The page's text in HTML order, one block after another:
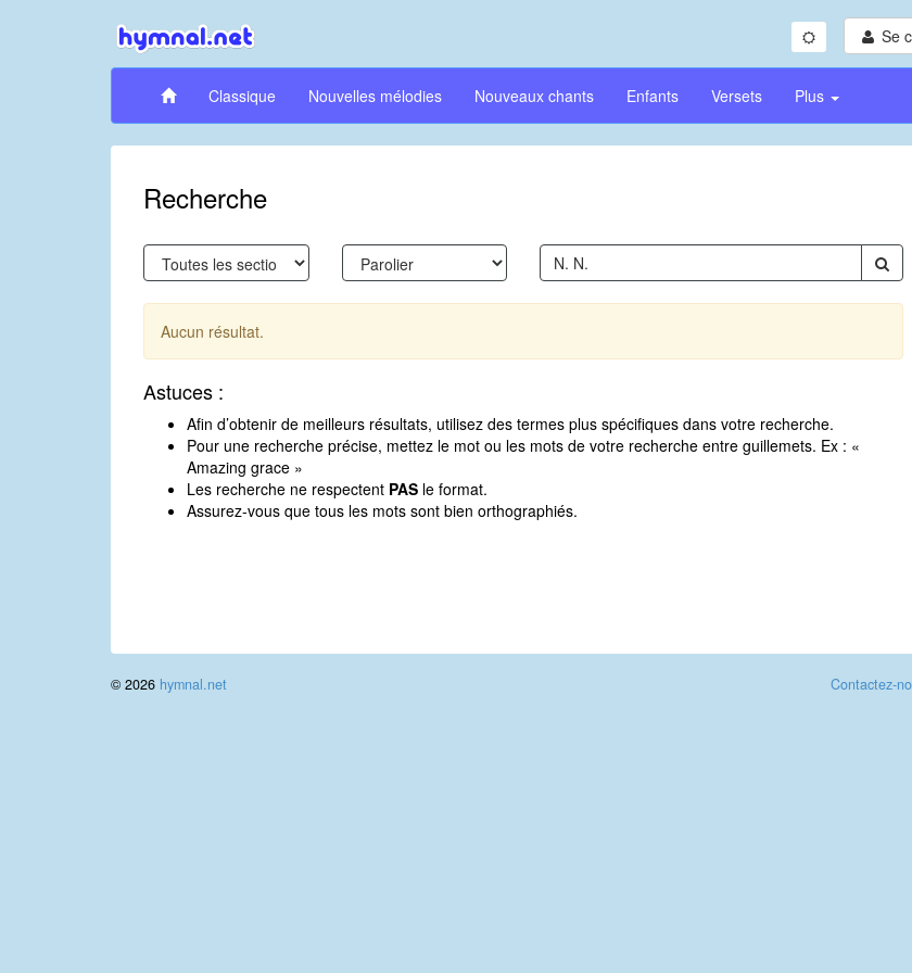
Se
Classique Nouvelles mélodies Nouveaux chants Enfants Versets Plus
Recherche
Aucun résultat.
Astuces :
Afin d’obtenir de meilleurs résultats, utilisez des termes plus spécifiques dans votre recherche.
Pour une recherche précise, mettez le mot ou les mots de votre recherche entre guillemets. Ex : «
Amazing grace »
Les recherche ne respectent PAS le format.
Assurez-vous que tous les mots sont bien orthographiés.
Contactez-
© 2026 hymnal.net